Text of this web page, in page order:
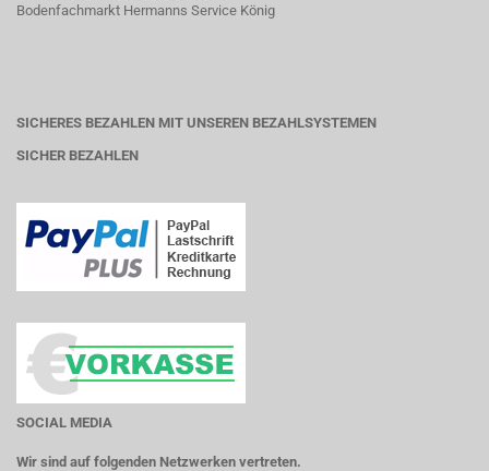
Bodenfachmarkt Hermanns Service König
SICHERES BEZAHLEN MIT UNSEREN BEZAHLSYSTEMEN
SICHER BEZAHLEN
SOCIAL MEDIA
Wir sind auf folgenden Netzwerken vertreten.